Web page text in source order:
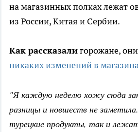
на магазинных полках лежат
из России, Китая и Сербии.
Как рассказалигорожане,
никаких изменений в
"Я каждую неделю хожу сюда
разницы и новшеств не
турецкие продукты, так и